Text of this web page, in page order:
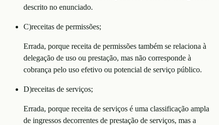
descrito no enunciado.
C)receitas de permissões;
Errada, porque receita de permissões também se relaciona à
delegação de uso ou prestação, mas não corresponde à
cobrança pelo uso efetivo ou potencial de serviço público.
D)receitas de serviços;
Errada, porque receita de serviços é uma classificação ampla
de ingressos decorrentes de prestação de serviços, mas a